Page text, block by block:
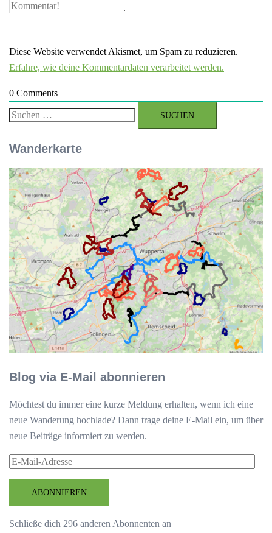
Diese Website verwendet Akismet, um Spam zu reduzieren.
Erfahre, wie deine Kommentardaten verarbeitet werden.
0 Comments
Suchen
Wanderkarte
Blog via E-Mail abonnieren
Möchtest du immer eine kurze Meldung erhalten, wenn ich eine
neue Wanderung hochlade? Dann trage deine E-Mail ein, um über
neue Beiträge informiert zu werden.
E-
AdresseABONNIEREN
Schließe dich 296 anderen Abonnenten an